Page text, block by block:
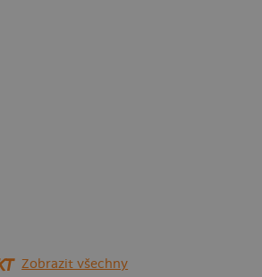
Zobrazit všechny